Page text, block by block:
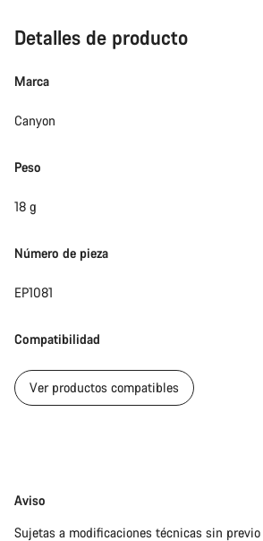
Detalles de producto
Marca
Canyon
Peso
18 g
Número de pieza
EP1081
Compatibilidad
Ver productos compatibles
Exención
responsabilidades
Aviso
Sujetas a modificaciones técnicas sin